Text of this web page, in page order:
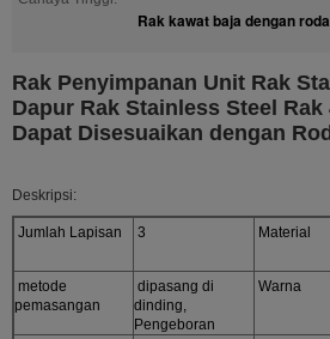
Rak kawat baja dengan roda
Rak Penyimpanan Unit Rak
Dapur Rak Stainless Steel
Dapat Disesuaikan dengan
Deskripsi:
Jumlah Lapisan 3 Material
metode
pemasangan
dipasang di
dinding,
Pengeboran
Warna